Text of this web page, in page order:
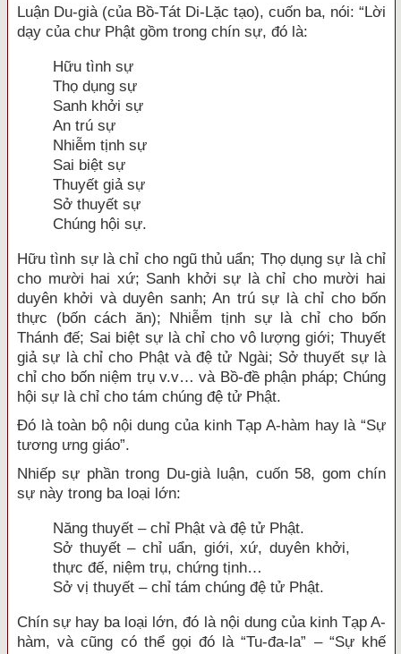
Luận Du-già (của Bồ-Tát Di-Lặc tạo), cuốn ba, nói: “Lời
dạy của chư Phật gồm trong chín sự, đó là:
Hữu tình sự
Thọ dụng sự
Sanh khởi sự
An trú sự
Nhiễm tịnh sự
Sai biệt sự
Thuyết giả sự
Sở thuyết sự
Chúng hội sự.
Hữu tình sự là chỉ cho ngũ thủ uẩn; Thọ dụng sự là chỉ
cho mười hai xứ; Sanh khởi sự là chỉ cho mười hai
duyên khởi và duyên sanh; An trú sự là chỉ cho bốn
thực (bốn cách ăn); Nhiễm tịnh sự là chỉ cho bốn
Thánh đế; Sai biệt sự là chỉ cho vô lượng giới; Thuyết
giả sự là chỉ cho Phật và đệ tử Ngài; Sở thuyết sự là
chỉ cho bốn niệm trụ v.v… và Bồ-đề phận pháp; Chúng
hội sự là chỉ cho tám chúng đệ tử Phật.
Đó là toàn bộ nội dung của kinh Tạp A-hàm hay là “Sự
tương ưng giáo”.
Nhiếp sự phần trong Du-già luận, cuốn 58, gom chín
sự này trong ba loại lớn:
Năng thuyết – chỉ Phật và đệ tử Phật.
Sở thuyết – chỉ uẩn, giới, xứ, duyên khởi,
thực đế, niệm trụ, chứng tịnh…
Sở vị thuyết – chỉ tám chúng đệ tử Phật.
Chín sự hay ba loại lớn, đó là nội dung của kinh Tạp A-
hàm, và cũng có thể gọi đó là “Tu-đa-la” – “Sự khế